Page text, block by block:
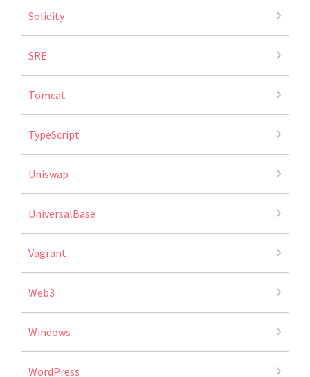
Solidity
SRE
Tomcat
TypeScript
Uniswap
UniversalBase
Vagrant
Web3
Windows
WordPress